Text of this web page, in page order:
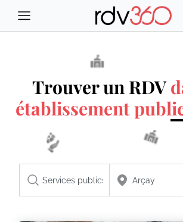
Trouver un RDV
établissement